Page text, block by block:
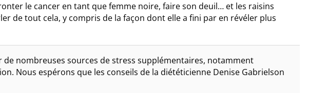
le cancer en tant que femme noire, faire son deuil… et les raisins
de tout cela, y compris de la façon dont elle a fini par en révéler plus
nombreuses sources de stress supplémentaires, notamment
Nous espérons que les conseils de la diététicienne Denise Gabrielson